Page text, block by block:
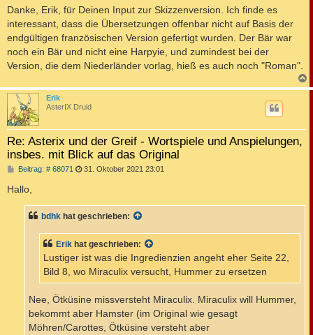
Danke, Erik, für Deinen Input zur Skizzenversion. Ich finde es
interessant, dass die Übersetzungen offenbar nicht auf Basis der
endgültigen französischen Version gefertigt wurden. Der Bär war
noch ein Bär und nicht eine Harpyie, und zumindest bei der
Version, die dem Niederländer vorlag, hieß es auch noch "Roman".
a
Erik
AsterIX Druid
Re: Asterix und der Greif - Wortspiele und Anspielungen,
insbes. mit Blick auf das Original
Beitrag: # 68071 B
r
a
31. Oktober 2021 23:01
Hallo,
bdhk hat geschrieben:
Erik hat geschrieben:
Lustiger ist was die Ingredienzien angeht eher Seite 22,
Bild 8, wo Miraculix versucht, Hummer zu ersetzen
Nee, Ötküsine missversteht Miraculix. Miraculix will Hummer,
bekommt aber Hamster (im Original wie gesagt
Möhren/Carottes, Ötküsine versteht aber